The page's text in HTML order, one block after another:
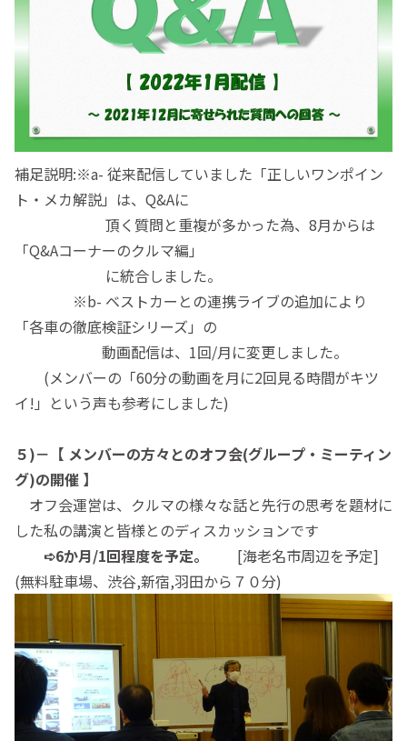
補足説明:※a- 従来配信していました「正しいワンポイン
ト・メカ解説」は、Q&Aに
頂く質問と重複が多かった為、8月からは
「Q&Aコーナーのクルマ編」
に統合しました。
※b- ベストカーとの連携ライブの追加により
「各車の徹底検証シリーズ」の
動画配信は、1回/月に変更しました。
(メンバーの「60分の動画を月に2回見る時間がキツ
イ!」という声も参考にしました)
５)－ 【 メンバーの方々とのオフ会(グループ・ミーティン
グ)の開催 】
オフ会運営は、クルマの様々な話と先行の思考を題材に
した私の講演と皆様とのディスカッションです
➪6か月/1回程度を予定。
[海老名市周辺を予定]
(無料駐車場、渋谷,新宿,羽田から７０分)